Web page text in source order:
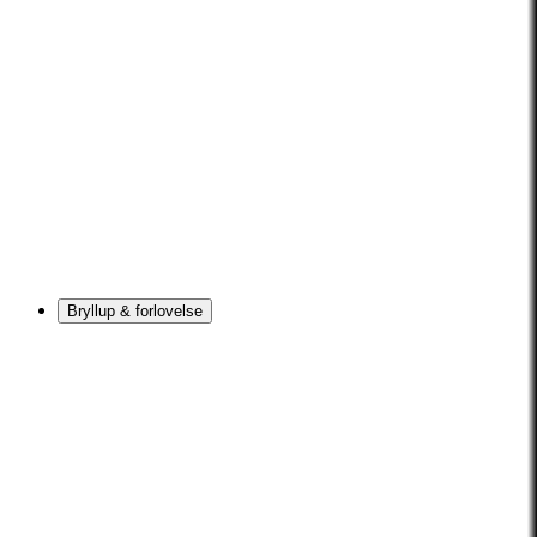
Bryllup & forlovelse